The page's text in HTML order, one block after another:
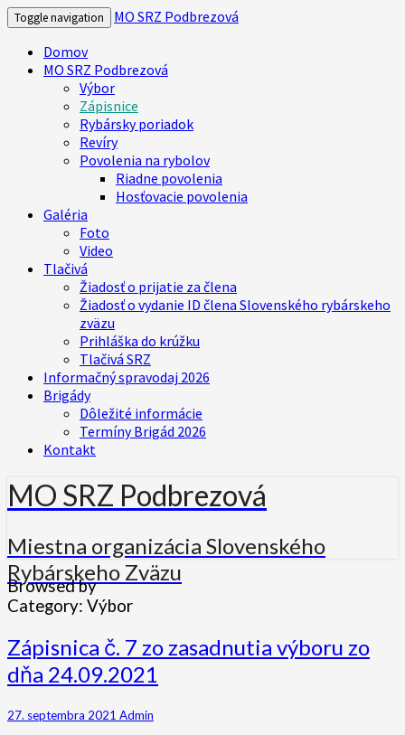
Toggle navigation
MO SRZ Podbrezová
Domov
MO SRZ Podbrezová
Výbor
Zápisnice
Rybársky poriadok
Revíry
Povolenia na rybolov
Riadne povolenia
Hosťovacie povolenia
Galéria
Foto
Video
Tlačivá
Žiadosť o prijatie za člena
Žiadosť o vydanie ID člena Slovenského rybárskeho
zväzu
Prihláška do krúžku
Tlačivá SRZ
Informačný spravodaj 2026
Brigády
Dôležité informácie
Termíny Brigád 2026
Kontakt
MO SRZ Podbrezová
Miestna organizácia Slovenského
Rybárskeho Zväzu
Browsed by
Category: Výbor
Zápisnica
č.
7
zasadnutia
Zápisnica č. 7 zo zasadnutia výboru zo
dňa 24.09.2021
27. septembra 2021 Admin